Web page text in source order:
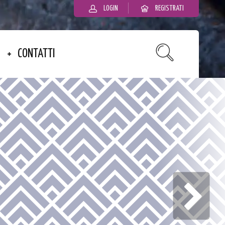
LOGIN REGISTRATI
CONTATTI